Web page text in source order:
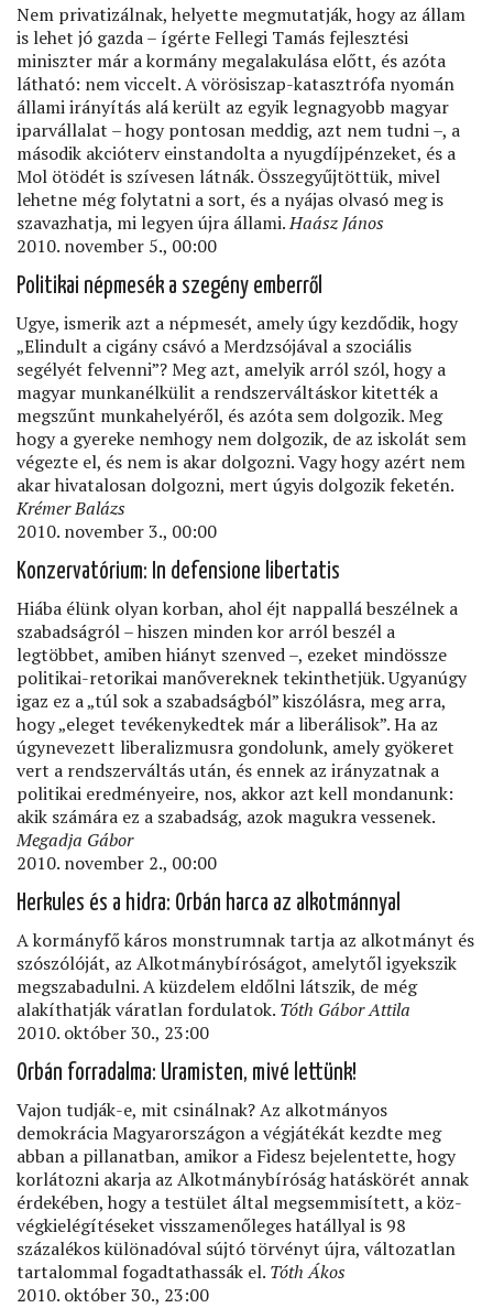
Nem privatizálnak, helyette megmutatják, hogy az állam
is lehet jó gazda – ígérte Fellegi Tamás fejlesztési
miniszter már a kormány megalakulása előtt, és azóta
látható: nem viccelt. A vörösiszap-katasztrófa nyomán
állami irányítás alá került az egyik legnagyobb magyar
iparvállalat – hogy pontosan meddig, azt nem tudni –, a
második akcióterv einstandolta a nyugdíjpénzeket, és a
Mol ötödét is szívesen látnák. Összegyűjtöttük, mivel
lehetne még folytatni a sort, és a nyájas olvasó meg is
szavazhatja, mi legyen újra állami.Haász János
2010. november 5., 00:00
Politikai népmesék a szegény emberről
Ugye, ismerik azt a népmesét, amely úgy kezdődik, hogy
„Elindult a cigány csávó a Merdzsójával a szociális
segélyét felvenni”? Meg azt, amelyik arról szól, hogy a
magyar munkanélkülit a rendszerváltáskor kitették a
megszűnt munkahelyéről, és azóta sem dolgozik. Meg
hogy a gyereke nemhogy nem dolgozik, de az iskolát sem
végezte el, és nem is akar dolgozni. Vagy hogy azért nem
akar hivatalosan dolgozni, mert úgyis dolgozik feketén.
Krémer Balázs
2010. november 3., 00:00
Konzervatórium: In defensione libertatis
Hiába élünk olyan korban, ahol éjt nappallá beszélnek a
szabadságról – hiszen minden kor arról beszél a
legtöbbet, amiben hiányt szenved –, ezeket mindössze
politikai-retorikai manővereknek tekinthetjük. Ugyanúgy
igaz ez a „túl sok a szabadságból” kiszólásra, meg arra,
hogy „eleget tevékenykedtek már a liberálisok”. Ha az
úgynevezett liberalizmusra gondolunk, amely gyökeret
vert a rendszerváltás után, és ennek az irányzatnak a
politikai eredményeire, nos, akkor azt kell mondanunk:
akik számára ez a szabadság, azok magukra vessenek.
Megadja Gábor
2010. november 2., 00:00
Herkules és a hidra: Orbán harca az alkotmánnyal
A kormányfő káros monstrumnak tartja az alkotmányt és
szószólóját, az Alkotmánybíróságot, amelytől igyekszik
megszabadulni. A küzdelem eldőlni látszik, de még
alakíthatják váratlan fordulatok. Tóth Gábor Attila
2010. október 30., 23:00
Orbán forradalma: Uramisten, mivé lettünk!
Vajon tudják-e, mit csinálnak? Az alkotmányos
demokrácia Magyarországon a végjátékát kezdte meg
abban a pillanatban, amikor a Fidesz bejelentette, hogy
korlátozni akarja az Alkotmánybíróság hatáskörét annak
érdekében, hogy a testület által megsemmisített, a köz-
végkielégítéseket visszamenőleges hatállyal is 98
százalékos különadóval sújtó törvényt újra, változatlan
tartalommal fogadtathassák el. Tóth Ákos
2010. október 30., 23:00